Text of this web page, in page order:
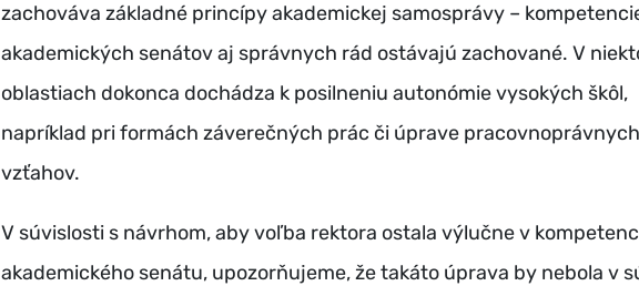
zachováva základné princípy akademickej samosprávy –
akademických senátov aj správnych rád ostávajú zachované. V
oblastiach dokonca dochádza k posilneniu autonómie vysokých škôl,
napríklad pri formách záverečných prác či úprave pracovnoprávnych
vzťahov.
V súvislosti s návrhom, aby voľba rektora ostala výlučne v
akademického senátu, upozorňujeme, že takáto úprava by nebola v